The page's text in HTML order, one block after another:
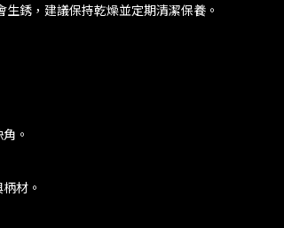
銹，建議保持乾燥並定期清潔保養。
。
材。